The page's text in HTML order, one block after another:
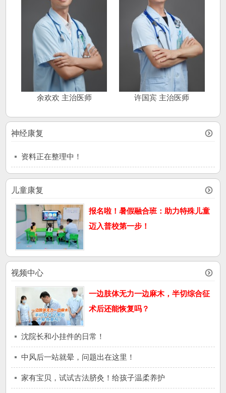
余欢欢 主治医师 许国宾 主治医师
神经康复
资料正在整理中！
儿童康复
报名啦！暑假融合班：助力特殊儿童
迈入普校第一步！
视频中心
一边肢体无力一边麻木，半切综合征
术后还能恢复吗？
沈院长和小挂件的日常！
中风后一站就晕，问题出在这里！
家有宝贝，试试古法脐灸！给孩子温柔养护